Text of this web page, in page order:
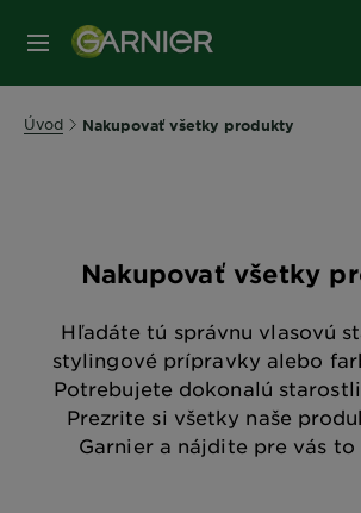
Úvod Nakupovať všetky produkty
Nakupovať všetky
Hľadáte tú správnu vlasovú
stylingové prípravky alebo
Potrebujete dokonalú
Prezrite si všetky naše
Garnier a nájdite pre vás to